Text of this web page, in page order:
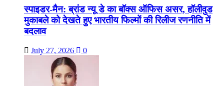
स्पाइडर-मैन: ब्रांड न्यू डे का बॉक्स ऑफिस असर, हॉलीवुड
मुकाबले को देखते हुए भारतीय फिल्मों की रिलीज रणनीति में
बदलाव
July 27, 2026 0